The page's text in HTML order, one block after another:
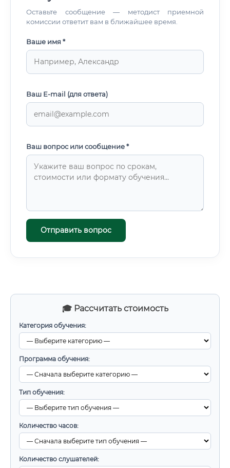
🎓 Рассчитать стоимость
Категория обучения:
Программа обучения:
Тип обучения:
Количество часов:
Количество слушателей:
Оставьте сообщение — методист приемной
комиссии ответит вам в ближайшее время.
Ваше имя *
Ваш E-mail (для ответа)
Ваш вопрос или сообщение *
Отправить вопрос